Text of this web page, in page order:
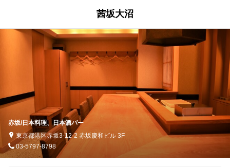
茜坂大沼
赤坂/日本料理、日本酒バー
東京都港区赤坂3-12-2 赤坂慶和ビル 3F
03-5797-8798